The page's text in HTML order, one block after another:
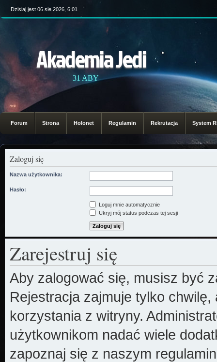
Dzisiaj jest 06 sie 2026, 6:01
Akademia Jedi
31 ABY
Forum Strona Holonet Regulamin Rekrutacja System
Zaloguj się
Nazwa użytkownika:
Hasło:
Loguj mnie automatycznie
Ukryj mój status podczas tej sesji
Zarejestruj się
Aby zalogować się, musisz być
Rejestracja zajmuje tylko
korzystania z witryny.
użytkownikom nadać wiele
zapoznaj się z naszym